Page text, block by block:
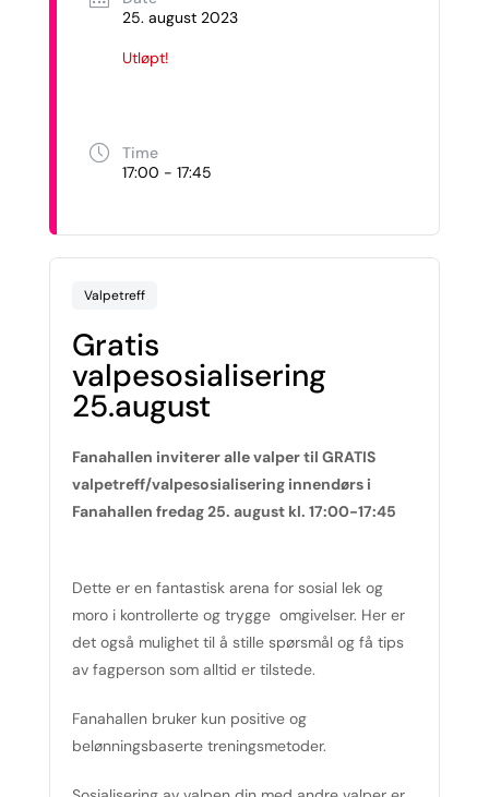
25. august 2023
Utløpt!
Time
17:00 - 17:45
Valpetreff
Gratis
valpesosialisering
25.august
Fanahallen inviterer alle valper til GRATIS
valpetreff/valpesosialisering innendørs i
Fanahallen fredag 25. august kl. 17:00-17:45
Dette er en fantastisk arena for sosial lek og
moro i kontrollerte og trygge omgivelser. Her er
det også mulighet til å stille spørsmål og få tips
av fagperson som alltid er tilstede.
Fanahallen bruker kun positive og
belønningsbaserte treningsmetoder.